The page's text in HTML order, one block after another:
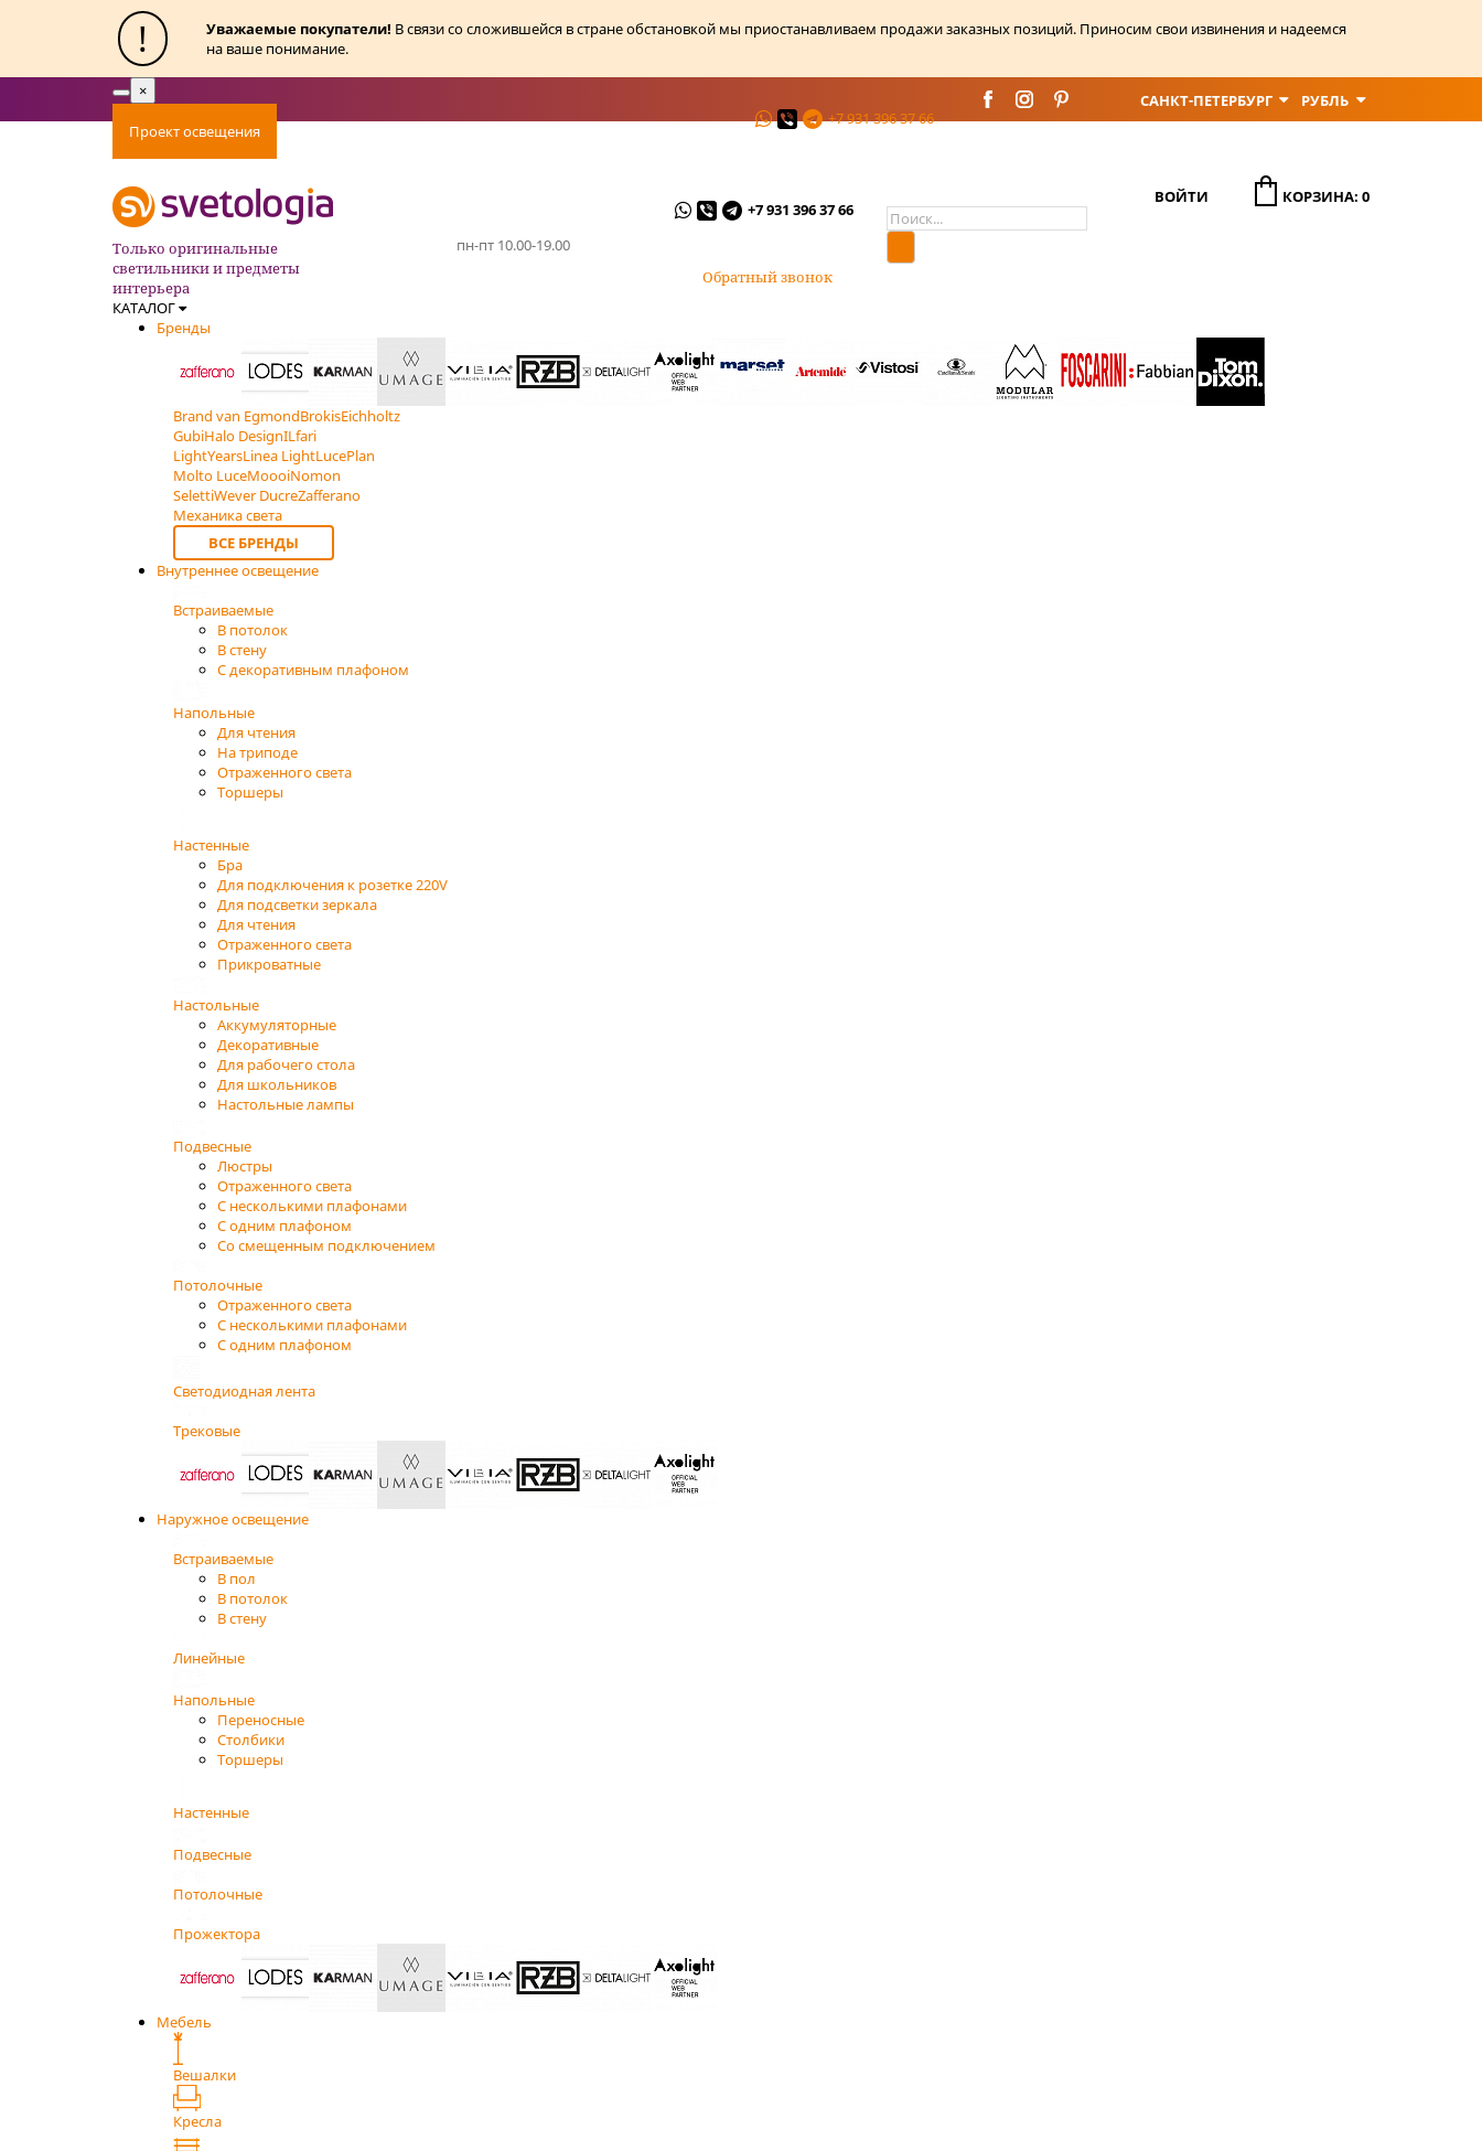
! Уважаемые покупатели! В связи со сложившейся в стране обстановкой мы приостанавливаем продажи заказных позиций. Приносим свои извинения и надеемся
на ваше понимание.
Toggle
×
Проект освещения
+7 931 396 37 66
САНКТ-ПЕТЕРБУРГ РУБЛЬ
Только оригинальные
светильники и предметы
интерьера
пн-пт 10.00-19.00
+7 931 396 37 66
Обратный звонок
ВОЙТИ КОРЗИНА: 0
КАТАЛОГ
Бренды
Brand van EgmondBrokisEichholtz
GubiHalo DesignILfari
LightYearsLinea LightLucePlan
Molto LuceMoooiNomon
SelettiWever DucreZafferano
Механика света
ВСЕ БРЕНДЫ
Внутреннее освещение
Встраиваемые
В потолок
В стену
С декоративным плафоном
Напольные
Для чтения
На триподе
Отраженного света
Торшеры
Настенные
Бра
Для подключения к розетке 220V
Для подсветки зеркала
Для чтения
Отраженного света
Прикроватные
Настольные
Аккумуляторные
Декоративные
Для рабочего стола
Для школьников
Настольные лампы
Подвесные
Люстры
Отраженного света
С несколькими плафонами
С одним плафоном
Со смещенным подключением
Потолочные
Отраженного света
С несколькими плафонами
С одним плафоном
Светодиодная лента
Трековые
Наружное освещение
Встраиваемые
В пол
В потолок
В стену
Линейные
Напольные
Переносные
Столбики
Торшеры
Настенные
Подвесные
Потолочные
Прожектора
Мебель
Вешалки
Кресла